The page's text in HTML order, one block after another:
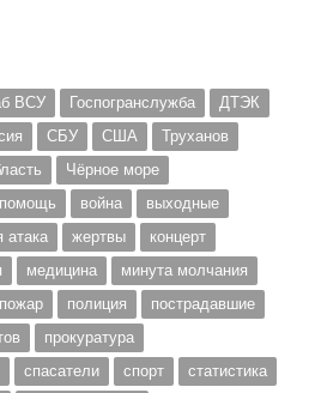
ВСУ Госпогранслужба
ДТЭК
СБУ США
Труханов
Чёрное море
война
выходные
атака жертвы
концерт
медицина
минута молчания
пожар полиция
пострадавшие
прокуратура
спасатели спорт
статистика